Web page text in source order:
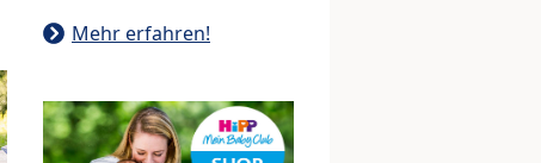
Mehr erfahren!